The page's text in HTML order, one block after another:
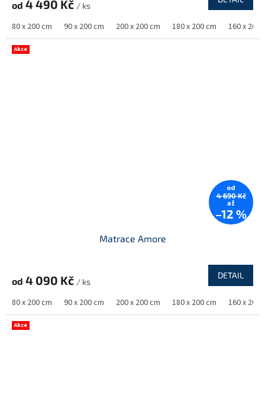
od 4 490 Kč / ks
80 x 200 cm 90 x 200 cm 200 x 200 cm 180 x 200 cm 160 x 200
Akce
od
4 690 Kč
až
–12 %
Matrace Amore
od 4 090 Kč / ks
DETAIL
80 x 200 cm 90 x 200 cm 200 x 200 cm 180 x 200 cm 160 x 200
Akce